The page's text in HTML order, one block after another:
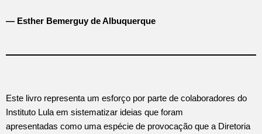
— Esther Bemerguy de Albuquerque
Este livro representa um esforço por parte de colaboradores do
Instituto Lula em sistematizar ideias que foram
apresentadas como uma espécie de provocação que a Diretoria